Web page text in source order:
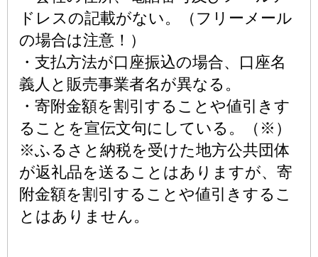
ドレスの記載がない。（フリーメール
の場合は注意！）
・支払方法が口座振込の場合、口座名
義人と販売事業者名が異なる。
・寄附金額を割引することや値引きす
ることを宣伝文句にしている。（※）
※ふるさと納税を受けた地方公共団体
が返礼品を送ることはありますが、寄
附金額を割引することや値引きするこ
とはありません。